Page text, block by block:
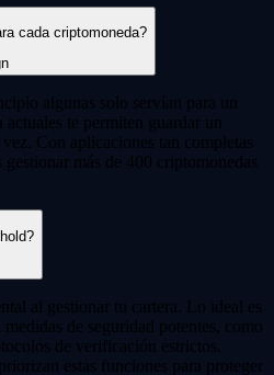
cada criptomoneda?
algunas solo servían para un
te permiten guardar un
Con aplicaciones tan completas
más de 400 criptomonedas
al gestionar tu cartera. Lo ideal es
de seguridad potentes, como
de verificación estrictos.
estas funciones para proteger